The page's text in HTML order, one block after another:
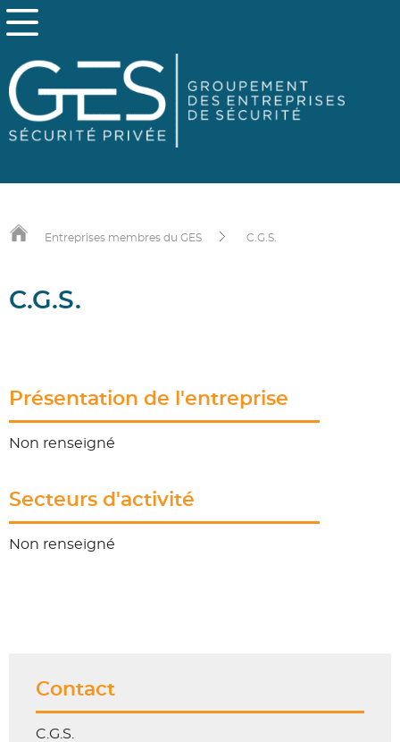
Entreprises membres du GES C.G.S.
C.G.S.
Présentation de l'entreprise
Non renseigné
Secteurs d'activité
Non renseigné
Contact
C.G.S.